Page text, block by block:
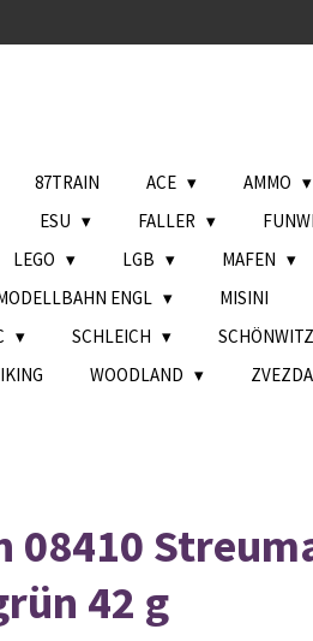
87TRAIN ACE AMMO
ESU FALLER
LEGO LGB MAFEN
ENGL MISINI
SCHLEICH SCHÖNWITZ
WOODLAND ZVEZDA
08410
42 g